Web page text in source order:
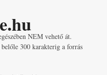
NEM vehető át.
300 karakterig a forrás